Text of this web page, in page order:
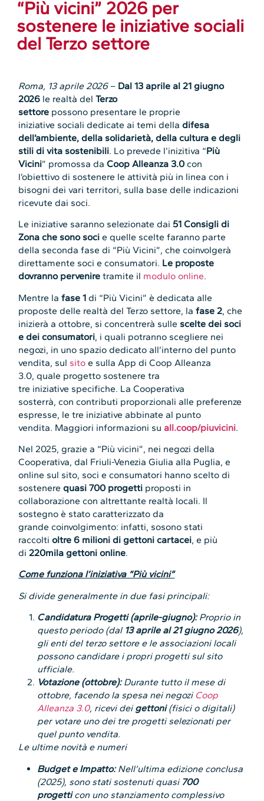
“Più vicini” 2026 per
sostenere le iniziative sociali
del Terzo settore
Roma, 13 aprile 2026– Dal 13 aprile al 21 giugno
2026 le realtà delTerzo
settore possono presentare le proprie
iniziative sociali dedicate ai temi delladifesa
dell’ambiente, della solidarietà, della cultura e degli
stili di vita sostenibili. Lo prevede l’inizitiva “Più
Vicini” promossa daCoop Alleanza 3.0 con
l’obiettivo di sostenere le attività più in linea con i
bisogni dei vari territori, sulla base delle indicazioni
ricevute dai soci.
Le iniziative saranno selezionate dai 51 Consigli di
Zona che sono soci e quelle scelte faranno parte
della seconda fase di “Più Vicini”, che coinvolgerà
direttamente soci e consumatori. Le proposte
dovranno pervenire tramite il modulo online.
Mentre lafase 1 di “Più Vicini” è dedicata alle
proposte delle realtà del Terzo settore, lafase 2, che
inizierà a ottobre, si concentrerà sulle scelte dei soci
e dei consumatori, i quali potranno scegliere nei
negozi, in uno spazio dedicato all’interno del punto
vendita, sul sito e sulla App di Coop Alleanza
3.0, quale progetto sostenere tra
tre iniziative specifiche. La Cooperativa
sosterrà, con contributi proporzionali alle preferenze
espresse, le tre iniziative abbinate al punto
vendita. Maggiori informazioni suall.coop/piuvicini.
Nel 2025, grazie a “Più vicini”, nei negozi della
Cooperativa, dal Friuli-Venezia Giulia alla Puglia, e
online sul sito, soci e consumatori hanno scelto di
sostenerequasi 700 progetti proposti in
collaborazione con altrettante realtà locali. Il
sostegno è stato caratterizzato da
grande coinvolgimento: infatti, sosono stati
raccoltioltre 6 milioni di gettoni cartacei, e più
di220mila gettoni online.
Come funziona l’iniziativa “Più vicini”
Si divide generalmente in due fasi principali:
Candidatura Progetti (aprile-giugno):Proprio in
questo periodo (dal 13 aprile al 21 giugno 2026),
gli enti del terzo settore e le associazioni locali
possono candidare i propri progetti sul sito
ufficiale.
Votazione (ottobre):Durante tutto il mese di
ottobre, facendo la spesa nei negozi Coop
Alleanza 3.0, ricevi deigettoni(fisici o digitali)
per votare uno dei tre progetti selezionati per
quel punto vendita.
Le ultime novità e numeri
Budget e Impatto:Nell’ultima edizione conclusa
(2025), sono stati sostenuti quasi 700
progetticon uno stanziamento complessivo